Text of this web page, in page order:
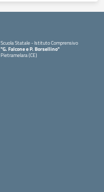
Scuola Statale - Istituto Comprensivo
"G. Falcone e P. Borsellino"
Pietramelara (CE)